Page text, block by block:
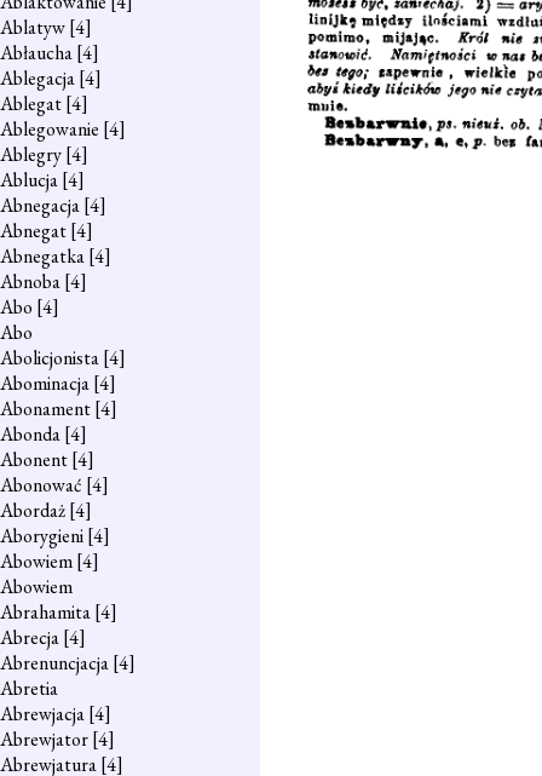
Ablatyw[4]
Abłaucha[4]
Ablegacja[4]
Ablegat[4]
Ablegowanie [4]
Ablegry[4]
Ablucja[4]
Abnegacja[4]
Abnegat[4]
Abnegatka[4]
Abnoba[4]
Abo [4]
Abo
Abolicjonista[4]
Abominacja[4]
Abonament[4]
Abonda[4]
Abonent[4]
Abonować [4]
Abordaż[4]
Aborygieni[4]
Abowiem[4]
Abowiem
Abrahamita[4]
Abrecja[4]
Abrenuncjacja[4]
Abretia
Abrewjacja[4]
Abrewjator[4]
Abrewjatura[4]